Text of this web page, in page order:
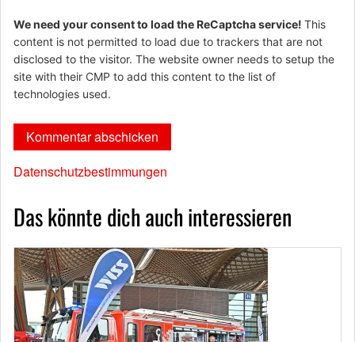
We need your consent to load the ReCaptcha service! This
content is not permitted to load due to trackers that are not
disclosed to the visitor. The website owner needs to setup the
site with their CMP to add this content to the list of
technologies used.
Datenschutzbestimmungen
Das könnte dich auch interessieren